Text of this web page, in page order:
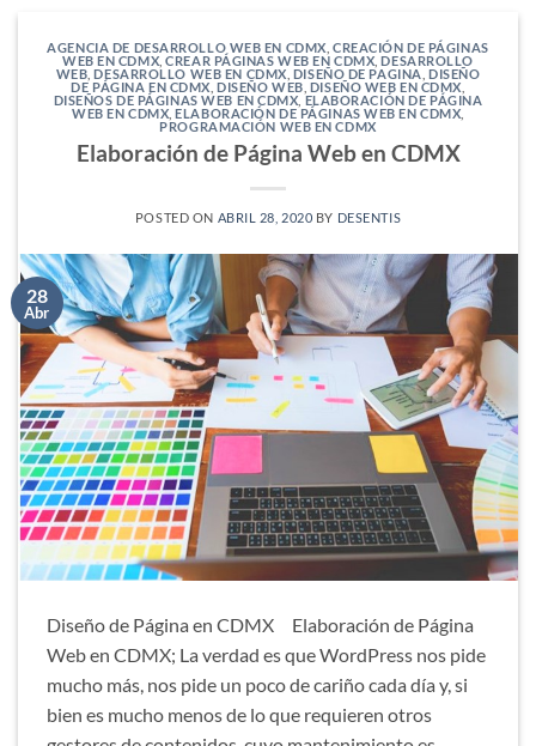
AGENCIA DE DESARROLLO WEB EN CDMX CREACIÓN DE PÁGINAS
WEB EN CDMX ,CREAR PÁGINAS WEB EN CDMX ,DESARROLLO
WEB ,DESARROLLO WEB EN CDMX DISEÑO DE PAGINA DISEÑO
DE PÁGINA EN CDMX ,DISEÑO WEB DISEÑO WEB EN CDMX
DISEÑOS DE PÁGINAS WEB EN CDMX ,ELABORACIÓN DE PÁGINA
WEB EN CDMX ,ELABORACIÓN DE PÁGINAS WEB EN CDMX
PROGRAMACIÓN WEB EN CDMX
Elaboración de Página Web en CDMX
POSTED ON ABRIL 28, 2020 BY DESENTIS
28
Abr
Diseño de Página en CDMX Elaboración de Página
Web en CDMX; La verdad es que WordPress nos pide
mucho más, nos pide un poco de cariño cada día y, si
bien es mucho menos de lo que requieren otros